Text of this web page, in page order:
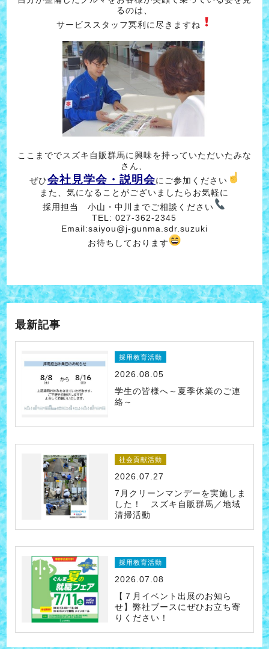
るのは、
サービススタッフ冥利に尽きますね
ここまででスズキ自販群馬に興味を持っていただいたみな
さん、
ぜひ会社見学会・説明会にご参加ください
また、気になることがございましたらお気軽に
採用担当 小山・中川までご相談ください
TEL: 027-362-2345
Email:saiyou@j-gunma.sdr.suzuki
お待ちしております
最新記事
採用教育活動
2026.08.05
学生の皆様へ～夏季休業のご連
絡～
社会貢献活動
2026.07.27
7月クリーンマンデーを実施しま
した！ スズキ自販群馬／地域
清掃活動
採用教育活動
2026.07.08
【７月イベント出展のお知ら
せ】弊社ブースにぜひお立ち寄
りください！